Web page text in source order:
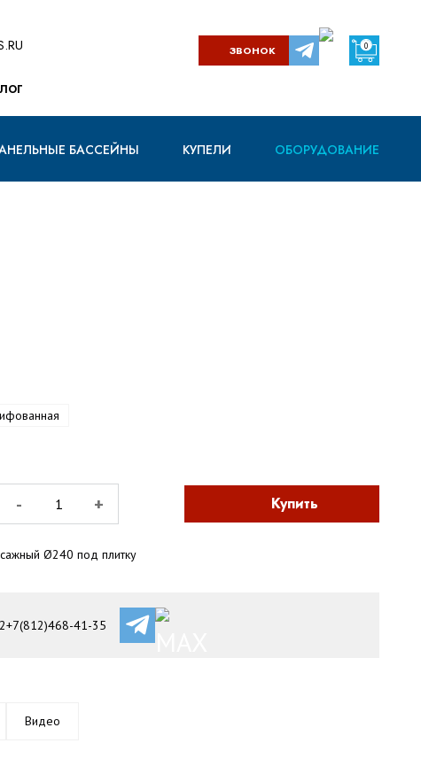
ЗВОНОК 0
БАССЕЙНЫ КУПЕЛИ ОБОРУДОВАНИЕ
- + Купить
Ø240 под плитку
+7(812)468-41-35
Видео